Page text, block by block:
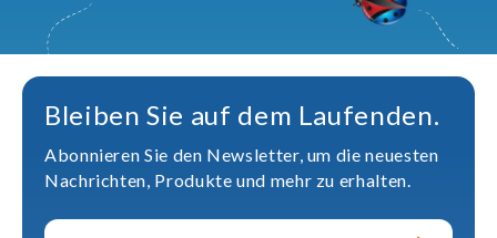
Bleiben Sie auf dem Laufenden.
Abonnieren Sie den Newsletter, um die neuesten
Nachrichten, Produkte und mehr zu erhalten.